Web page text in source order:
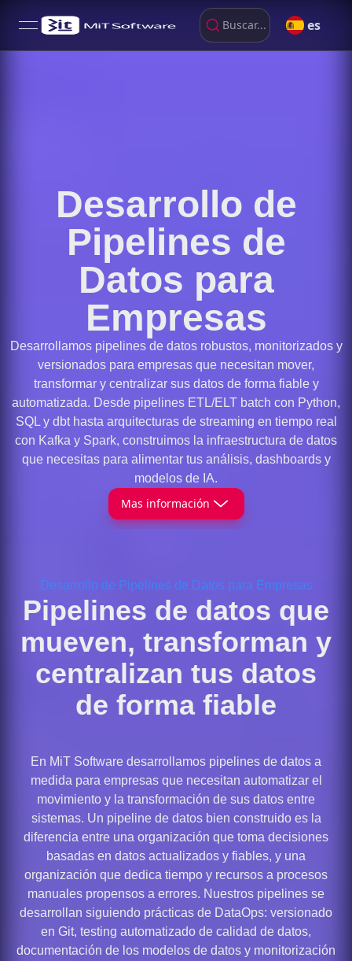
open navigation menu Buscar... es
Desarrollo de
Pipelines de
Datos para
Empresas
Desarrollamos pipelines de datos robustos, monitorizados y
versionados para empresas que necesitan mover,
transformar y centralizar sus datos de forma fiable y
automatizada. Desde pipelines ETL/ELT batch con Python,
SQL y dbt hasta arquitecturas de streaming en tiempo real
con Kafka y Spark, construimos la infraestructura de datos
que necesitas para alimentar tus análisis, dashboards y
modelos de IA.
Mas información
Desarrollo de Pipelines de Datos para Empresas
Pipelines de datos que
mueven, transforman y
centralizan tus datos
de forma fiable
En MiT Software desarrollamos pipelines de datos a
medida para empresas que necesitan automatizar el
movimiento y la transformación de sus datos entre
sistemas. Un pipeline de datos bien construido es la
diferencia entre una organización que toma decisiones
basadas en datos actualizados y fiables, y una
organización que dedica tiempo y recursos a procesos
manuales propensos a errores. Nuestros pipelines se
desarrollan siguiendo prácticas de DataOps: versionado
en Git, testing automatizado de calidad de datos,
documentación de los modelos de datos y monitorización